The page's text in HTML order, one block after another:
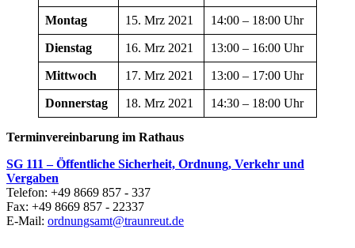
Montag 15. Mrz 2021 14:00 – 18:00 Uhr
Dienstag 16. Mrz 2021 13:00 – 16:00 Uhr
Mittwoch 17. Mrz 2021 13:00 – 17:00 Uhr
Donnerstag 18. Mrz 2021 14:30 – 18:00 Uhr
Terminvereinbarung im Rathaus
SG 111 – Öffentliche Sicherheit, Ordnung, Verkehr und
Vergaben
Telefon: +49 8669 857 - 337
Fax: +49 8669 857 - 22337
E-Mail: ordnungsamt@traunreut.de